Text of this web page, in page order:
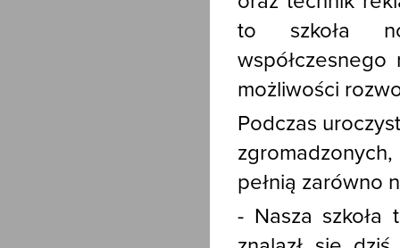
to szkoła
możliwości
Podczas
pełnią zarówno
- Nasza